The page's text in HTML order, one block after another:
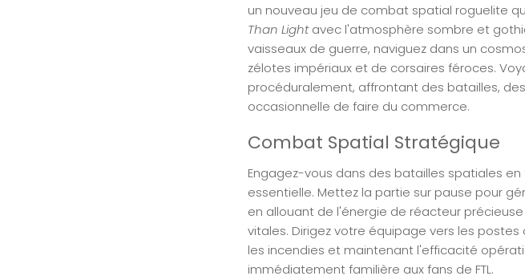
un nouveau jeu de combat spatial roguelite
Than Lightavec l'atmosphère sombre et
vaisseaux de guerre, naviguez dans un
zélotes impériaux et de corsaires féroces.
procéduralement, affrontant des batailles,
occasionnelle de faire du commerce.
Combat Spatial Stratégique
Engagez-vous dans des batailles spatiales
essentielle. Mettez la partie sur pause pour
en allouant de l'énergie de réacteur
vitales. Dirigez votre équipage vers les
les incendies et maintenant l'efficacité
immédiatement familière aux fans de FTL.